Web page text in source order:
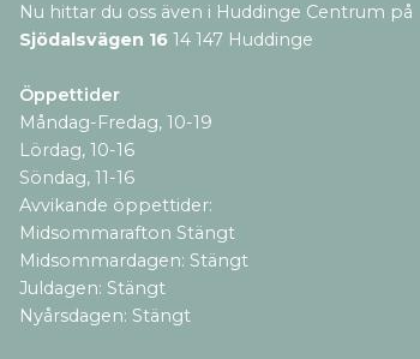
Nu hittar du oss även i Huddinge Centrum på
Sjödalsvägen 16 14 147 Huddinge
Öppettider
Måndag-Fredag, 10-19
Lördag, 10-16
Söndag, 11-16
Avvikande öppettider:
Midsommarafton Stängt
Midsommardagen: Stängt
Juldagen: Stängt
Nyårsdagen: Stängt